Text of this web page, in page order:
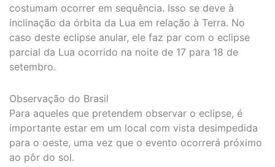
costumam ocorrer em sequência. Isso se deve à
inclinação da órbita da Lua em relação à Terra. No
caso deste eclipse anular, ele faz par com o eclipse
parcial da Lua ocorrido na noite de 17 para 18 de
setembro.
Observação do Brasil
Para aqueles que pretendem observar o eclipse, é
importante estar em um local com vista desimpedida
para o oeste, uma vez que o evento ocorrerá próximo
ao pôr do sol.